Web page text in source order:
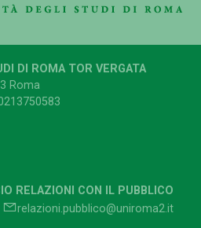
DI ROMA TOR VERGATA
Roma
RELAZIONI CON IL PUBBLICO
relazioni.pubblico@uniroma2.it